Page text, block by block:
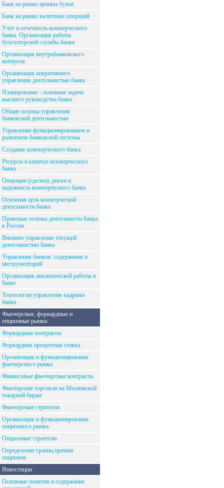
Банк на рынке ценных бумаг
Банк на рынке валютных операций
Учёт и отчетность коммерческого
банка. Организация работы
бухгалтерской службы банка
Организация внутрибанковского
контроля
Организация оперативного
управления деятельностью банка
Планирование - основная задача
высшего руководства банка
Общие основы управления
банковской деятельностью
Управление функционированием и
развитием банковской системы
Создание коммерческого банка
Ресурсы и капитал коммерческого
банка
Операции (сделки), риски и
надежность коммерческого банка
Основная цель коммерческой
деятельности банка
Правовые основы деятельности банка
в России
Внешнее управление текущей
деятельностью банка
Управление банком: содержание и
инструментарий
Организация аналитической работы в
банке
Технологии управления кадрами
банка
Фьючерсные, форвардные и
опционные рынки
Форвардные контракты
Форвардная процентная ставка
Организация и функционирование
фьючерсного рынка
Финансовые фьючерсные контракты
Фьючерсная торговля на Московской
товарной бирже
Фьючерсные стратегии
Организация и функционирование
опционного рынка
Опционные стратегии
Определение границ премии
опционов
Инвестиции
Основные понятия и содержание